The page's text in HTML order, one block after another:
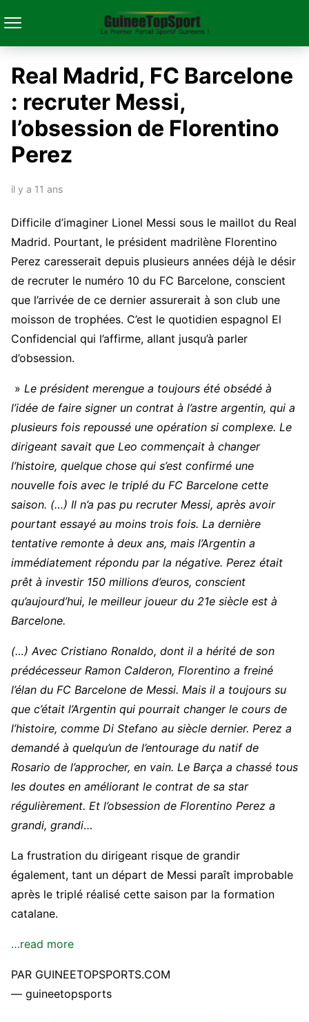
Real Madrid, FC Barcelone
: recruter Messi,
l’obsession de Florentino
Perez
il y a 11 ans
Difficile d’imaginer Lionel Messi sous le maillot du Real
Madrid. Pourtant, le président madrilène Florentino
Perez caresserait depuis plusieurs années déjà le désir
de recruter le numéro 10 du FC Barcelone, conscient
que l’arrivée de ce dernier assurerait à son club une
moisson de trophées. C’est le quotidien espagnol El
Confidencial qui l’affirme, allant jusqu’à parler
d’obsession.
» Le président merengue a toujours été obsédé à
l’idée de faire signer un contrat à l’astre argentin, qui a
plusieurs fois repoussé une opération si complexe. Le
dirigeant savait que Leo commençait à changer
l’histoire, quelque chose qui s’est confirmé une
nouvelle fois avec le triplé du FC Barcelone cette
saison. (…) Il n’a pas pu recruter Messi, après avoir
pourtant essayé au moins trois fois. La dernière
tentative remonte à deux ans, mais l’Argentin a
immédiatement répondu par la négative. Perez était
prêt à investir 150 millions d’euros, conscient
qu’aujourd’hui, le meilleur joueur du 21e siècle est à
Barcelone.
(…) Avec Cristiano Ronaldo, dont il a hérité de son
prédécesseur Ramon Calderon, Florentino a freiné
l’élan du FC Barcelone de Messi. Mais il a toujours su
que c’était l’Argentin qui pourrait changer le cours de
l’histoire, comme Di Stefano au siècle dernier. Perez a
demandé à quelqu’un de l’entourage du natif de
Rosario de l’approcher, en vain. Le Barça a chassé tous
les doutes en améliorant le contrat de sa star
régulièrement. Et l’obsession de Florentino Perez a
grandi, grandi…
La frustration du dirigeant risque de grandir
également, tant un départ de Messi paraît improbable
après le triplé réalisé cette saison par la formation
catalane.
…read more
PAR GUINEETOPSPORTS.COM
— guineetopsports